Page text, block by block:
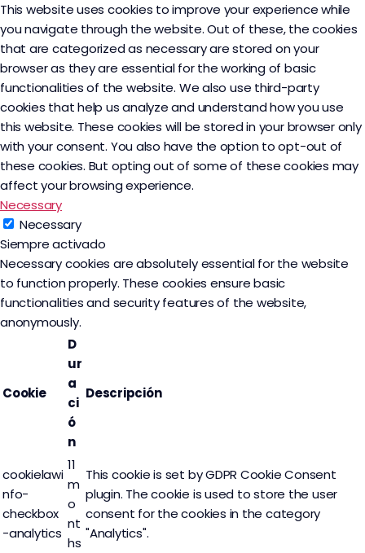
This website uses cookies to improve your experience while
you navigate through the website. Out of these, the cookies
that are categorized as necessary are stored on your
browser as they are essential for the working of basic
functionalities of the website. We also use third-party
cookies that help us analyze and understand how you use
this website. These cookies will be stored in your browser only
with your consent. You also have the option to opt-out of
these cookies. But opting out of some of these cookies may
affect your browsing experience.
Necessary
Necessary
Siempre activado
Necessary cookies are absolutely essential for the website
to function properly. These cookies ensure basic
functionalities and security features of the website,
anonymously.
Cookie
D
ur
a
ci
ó
n
Descripción
cookielawi
nfo-
checkbox
-analytics
11
m
o
nt
hs
This cookie is set by GDPR Cookie Consent
plugin. The cookie is used to store the user
consent for the cookies in the category
"Analytics".